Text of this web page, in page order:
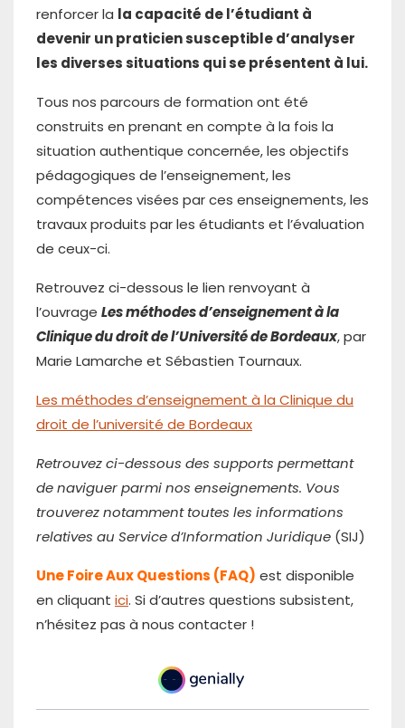
renforcer la la capacité de l’étudiant à
devenir un praticien susceptible d’analyser
les diverses situations qui se présentent à lui.
Tous nos parcours de formation ont été
construits en prenant en compte à la fois la
situation authentique concernée, les objectifs
pédagogiques de l’enseignement, les
compétences visées par ces enseignements, les
travaux produits par les étudiants et l’évaluation
de ceux-ci.
Retrouvez ci-dessous le lien renvoyant à
l’ouvrage Les méthodes d’enseignement à la
Clinique du droit de l’Université de Bordeaux, par
Marie Lamarche et Sébastien Tournaux.
Les méthodes d’enseignement à la Clinique du
droit de l’université de Bordeaux
Retrouvez ci-dessous des supports permettant
de naviguer parmi nos enseignements. Vous
trouverez notamment toutes les informations
relatives au Service d’Information Juridique (SIJ)
Une Foire Aux Questions (FAQ) est disponible
en cliquant ici. Si d’autres questions subsistent,
n’hésitez pas à nous contacter !